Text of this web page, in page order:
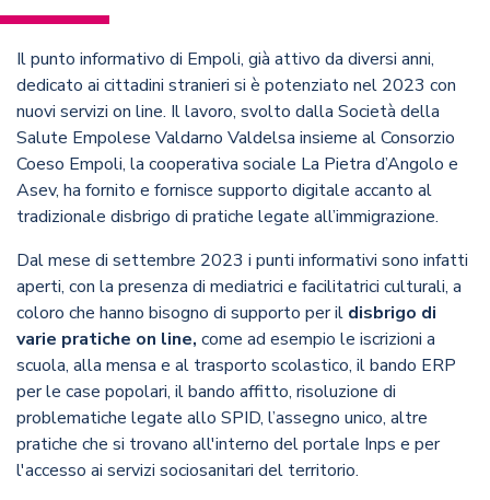
Il punto informativo di Empoli, già attivo da diversi anni,
dedicato ai cittadini stranieri si è potenziato nel 2023 con
nuovi servizi on line. Il lavoro, svolto dalla Società della
Salute Empolese Valdarno Valdelsa insieme al Consorzio
Coeso Empoli, la cooperativa sociale La Pietra d’Angolo e
Asev, ha fornito e fornisce supporto digitale accanto al
tradizionale disbrigo di pratiche legate all’immigrazione.
Dal mese di settembre 2023 i punti informativi sono infatti
aperti, con la presenza di mediatrici e facilitatrici culturali, a
coloro che hanno bisogno di supporto per il disbrigo di
varie pratiche on line, come ad esempio le iscrizioni a
scuola, alla mensa e al trasporto scolastico, il bando ERP
per le case popolari, il bando affitto, risoluzione di
problematiche legate allo SPID, l’assegno unico, altre
pratiche che si trovano all'interno del portale Inps e per
l'accesso ai servizi sociosanitari del territorio.